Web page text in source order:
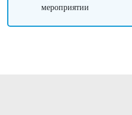
мероприятии